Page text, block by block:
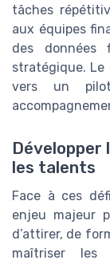
tâches
aux équipes
des données
stratégique. Le
vers un
Développer
les talents
Face à ces
enjeu majeur
d’attirer, de
maîtriser